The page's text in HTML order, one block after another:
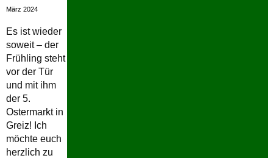
März 2024
Es ist wieder
soweit – der
Frühling steht
vor der Tür
und mit ihm
der 5.
Ostermarkt in
Greiz! Ich
möchte euch
herzlich zu